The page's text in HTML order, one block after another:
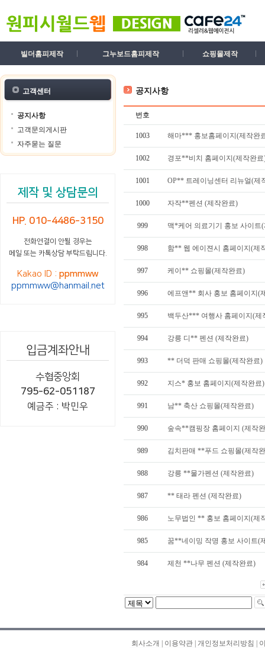
빌더홈피제작 그누보드홈피제작 쇼핑몰제작
고객센터
공지사항
고객문의게시판
자주묻는 질문
제작 및 상담문의
HP. 010-4486-3150
전화연결이 안될 경우는
메일 또는 카톡상담 부탁드립니다.
Kakao ID :ppmmww
ppmmww@hanmail.net
입금계좌안내
수협중앙회
795-62-051187
예금주 : 박민우
공지사항
번호
1003 해마*** 홍보홈페이지(제작완
1002 경포**비치 홈페이지(제작완료
1001 OP** 트레이닝센터 리뉴얼(제
1000 자작**펜션 (제작완료)
999 맥*케어 의료기기 홍보 사이트
998 함** 웹 에이젼시 홈페이지(제
997 케이** 쇼핑몰(제작완료)
996 에프앤** 회사 홍보 홈페이지(
995 백두산*** 여행사 홈페이지(제
994 강릉 디** 펜션 (제작완료)
993 ** 더덕 판매 쇼핑몰(제작완료)
992 지스* 홍보 홈페이지(제작완료)
991 남** 축산 쇼핑몰(제작완료)
990 숲속**캠핑장 홈페이지 (제작
989 김치판매 **푸드 쇼핑몰(제작
988 강릉 **물가펜션 (제작완료)
987 ** 태라 펜션 (제작완료)
986 노무법인 ** 홍보 홈페이지(제
985 꿈**네이밍 작명 홍보 사이트(
984 제천 **나무 펜션 (제작완료)
회사소개 이용약관 개인정보처리방침